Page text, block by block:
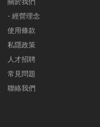
- 經營理念
使用條款
私隱政策
人才招聘
常見問題
聯絡我們